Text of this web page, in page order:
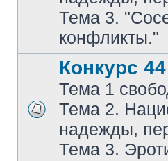
Тема 3.
конфликты."
Конкурс 44
Тема 1
Тема 2.
надежды,
Тема 3.